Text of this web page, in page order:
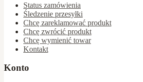
Status zamówienia
Śledzenie przesyłki
Chcę zareklamować produkt
Chcę zwrócić produkt
Chcę wymienić towar
Kontakt
Konto